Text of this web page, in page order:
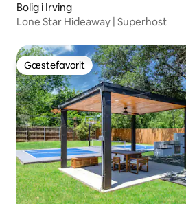
Bolig i Irving
Lone Star Hideaway | Superhost
Gæstefavorit
Gæstefavorit